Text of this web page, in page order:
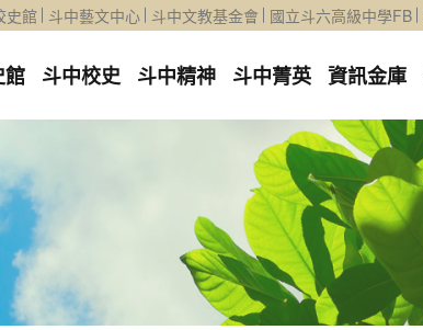
史館 斗中藝文中心 斗中文教基金會 國立斗六高級中學FB
館 斗中校史 斗中精神 斗中菁英 資訊金庫